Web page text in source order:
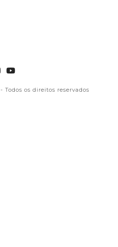
Todos os direitos reservados